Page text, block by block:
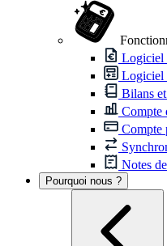
Logiciel
Logiciel
Bilans
Compte
Compte
Notes
Pourquoi nous ?